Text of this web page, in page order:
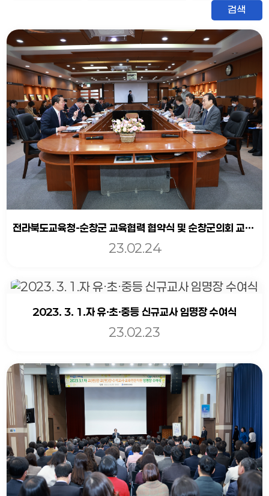
전라북도교육청-순창군 교육협력 협약식 및 순창군의회 교육간담회
23.02.24
2023. 3. 1.자 유·초·중등 신규교사 임명장 수여식
23.02.23